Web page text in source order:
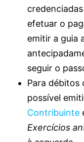
efetuar o
emitir a guia
seguir o
Para débitos
possível
Contribuinte
Exercícios